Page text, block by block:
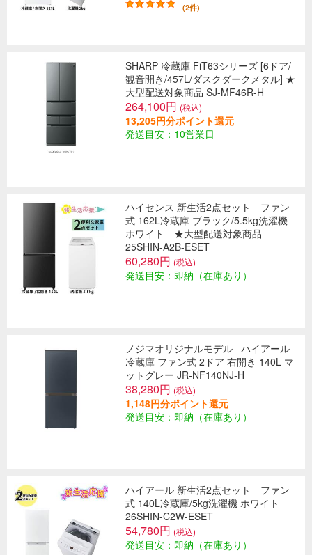
(2件)
SHARP 冷蔵庫 FiT63シリーズ [6ドア/
観音開き/457L/ダスクダークメタル] ★
大型配送対象商品 SJ-MF46R-H
264,100円 (税込)
13,205円分ポイント還元
発送目安：10営業日
ハイセンス 新生活2点セット ファン
式 162L冷蔵庫 ブラック/5.5kg洗濯機
ホワイト ★大型配送対象商品
25SHIN-A2B-ESET
60,280円 (税込)
発送目安：即納（在庫あり）
ノジマオリジナルモデル ハイアール
冷蔵庫 ファン式 2ドア 右開き 140L マ
ットグレー JR-NF140NJ-H
38,280円 (税込)
1,148円分ポイント還元
発送目安：即納（在庫あり）
ハイアール 新生活2点セット ファン
式 140L冷蔵庫/5kg洗濯機 ホワイト
26SHIN-C2W-ESET
54,780円 (税込)
発送目安：即納（在庫あり）